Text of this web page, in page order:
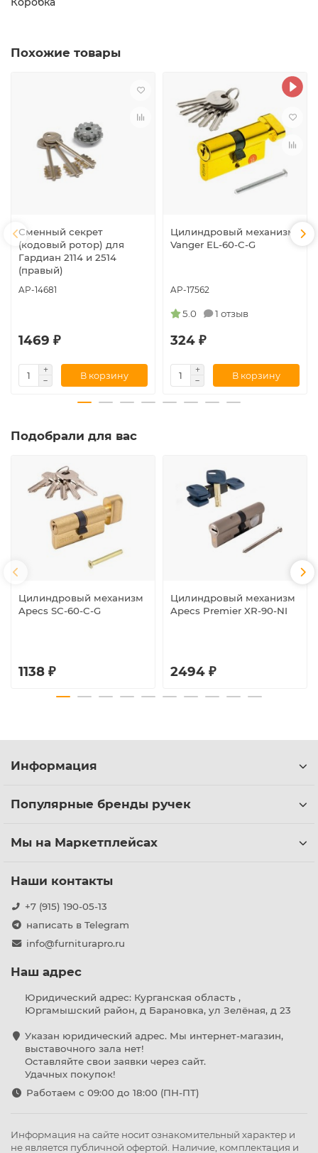
Похожие товары
Сменный секрет
(кодовый ротор) для
Гардиан 2114 и 2514
(правый)
AP-14681
1469 ₽
В корзину
Цилиндровый механизм
Vanger EL-60-C-G
AP-17562
5.0 1 отзыв
324 ₽
В корзину
Подобрали для вас
Цилиндровый механизм
Apecs SC-60-C-G
1138 ₽
Цилиндровый механизм
Apecs Premier XR-90-NI
2494 ₽
Информация
Популярные бренды ручек
Мы на Маркетплейсах
Наши контакты
+7 (915) 190-05-13
написать в Telegram
info@furniturapro.ru
Наш адрес
Юридический адрес: Курганская область ,
Юргамышский район, д Барановка, ул Зелёная, д 23
Указан юридический адрес. Мы интернет-магазин,
выставочного зала нет!
Оставляйте свои заявки через сайт.
Удачных покупок!
Работаем с 09:00 до 18:00 (ПН-ПТ)
Информация на сайте носит ознакомительный характер и
не является публичной офертой. Наличие, комплектация и